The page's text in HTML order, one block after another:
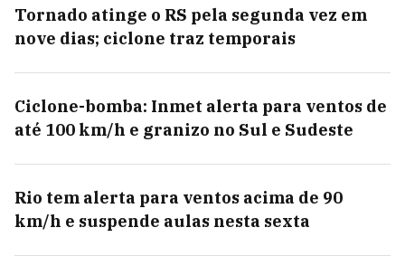
Tornado atinge o RS pela segunda vez em
nove dias; ciclone traz temporais
Ciclone-bomba: Inmet alerta para ventos de
até 100 km/h e granizo no Sul e Sudeste
Rio tem alerta para ventos acima de 90
km/h e suspende aulas nesta sexta